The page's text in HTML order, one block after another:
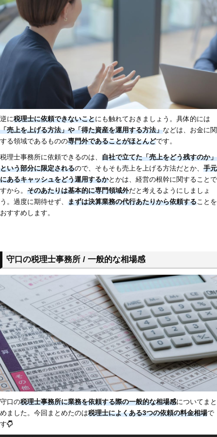
逆に税理士に依頼できないことにも触れておきましょう。具体的には
「売上を上げる方法」や「得た資産を運用する方法」などは、お金に関
する領域であるものの専門外であることがほとんどです。
税理士事務所に依頼できるのは、 自社で立てた「売上をどう残すのか」
という部分に限定されるので、そもそも売上を上げる方法だとか、 手元
にあるキャッシュをどう運用するかとかは、経営の根幹に関することで
すから。 そのあたりは基本的に専門領域外だと考えるようにしましょ
う。過度に期待せず、 まずは決算業務の代行あたりから依頼することを
おすすめします。
守口の税理士事務所 / 一般的な相場感
守口の税理士事務所に業務を依頼する際の一般的な相場感についてまと
めました。今回まとめたのは税理士によくある3つの依頼の料金相場で
す